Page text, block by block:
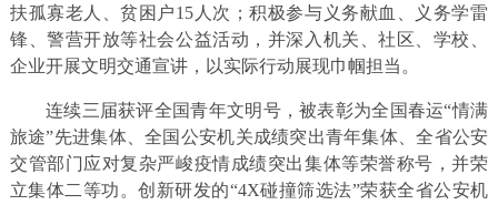
扶孤寡老人、贫困户15人次；积极参与义务献血、义务学雷
锋、警营开放等社会公益活动，并深入机关、社区、学校、
企业开展文明交通宣讲，以实际行动展现巾帼担当。
连续三届获评全国青年文明号，被表彰为全国春运“情满
旅途”先进集体、全国公安机关成绩突出青年集体、全省公安
交管部门应对复杂严峻疫情成绩突出集体等荣誉称号，并荣
立集体二等功。创新研发的“4X碰撞筛选法”荣获全省公安机